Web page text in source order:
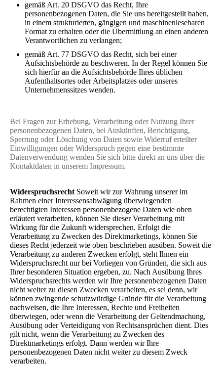
gemäß Art. 20 DSGVO das Recht, Ihre
personenbezogenen Daten, die Sie uns bereitgestellt haben,
in einem strukturierten, gängigen und maschinenlesebaren
Format zu erhalten oder die Übermittlung an einen anderen
Verantwortlichen zu verlangen;
gemäß Art. 77 DSGVO das Recht, sich bei einer
Aufsichtsbehörde zu beschweren. In der Regel können Sie
sich hierfür an die Aufsichtsbehörde Ihres üblichen
Aufenthaltsortes oder Arbeitsplatzes oder unseres
Unternehmenssitzes wenden.
Bei Fragen zur Erhebung, Verarbeitung oder Nutzung Ihrer
personenbezogenen Daten, bei Auskünften, Berichtigung,
Sperrung oder Löschung von Daten sowie Widerruf erteilter
Einwilligungen oder Widerspruch gegen eine bestimmte
Datenverwendung wenden Sie sich bitte direkt an uns über die
Kontaktdaten in unserem Impressum.
Widerspruchsrecht Soweit wir zur Wahrung unserer im
Rahmen einer Interessensabwägung überwiegenden
berechtigten Interessen personenbezogene Daten wie oben
erläutert verarbeiten, können Sie dieser Verarbeitung mit
Wirkung für die Zukunft widersprechen. Erfolgt die
Verarbeitung zu Zwecken des Direktmarketings, können Sie
dieses Recht jederzeit wie oben beschrieben ausüben. Soweit die
Verarbeitung zu anderen Zwecken erfolgt, steht Ihnen ein
Widerspruchsrecht nur bei Vorliegen von Gründen, die sich aus
Ihrer besonderen Situation ergeben, zu. Nach Ausübung Ihres
Widerspruchsrechts werden wir Ihre personenbezogenen Daten
nicht weiter zu diesen Zwecken verarbeiten, es sei denn, wir
können zwingende schutzwürdige Gründe für die Verarbeitung
nachweisen, die Ihre Interessen, Rechte und Freiheiten
überwiegen, oder wenn die Verarbeitung der Geltendmachung,
Ausübung oder Verteidigung von Rechtsansprüchen dient. Dies
gilt nicht, wenn die Verarbeitung zu Zwecken des
Direktmarketings erfolgt. Dann werden wir Ihre
personenbezogenen Daten nicht weiter zu diesem Zweck
verarbeiten.